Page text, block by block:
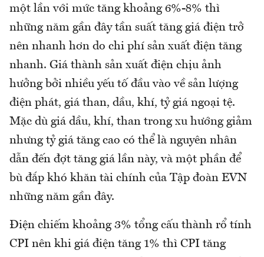
một lần với mức tăng khoảng 6%-8% thì
những năm gần đây tần suất tăng giá điện trở
nên nhanh hơn do chi phí sản xuất điện tăng
nhanh. Giá thành sản xuất điện chịu ảnh
hưởng bởi nhiều yếu tố đầu vào về sản lượng
điện phát, giá than, dầu, khí, tỷ giá ngoại tệ.
Mặc dù giá dầu, khí, than trong xu hướng giảm
nhưng tỷ giá tăng cao có thể là nguyên nhân
dẫn đến đợt tăng giá lần này, và một phần để
bù đắp khó khăn tài chính của Tập đoàn EVN
những năm gần đây.
Điện chiếm khoảng 3% tổng cấu thành rổ tính
CPI nên khi giá điện tăng 1% thì CPI tăng